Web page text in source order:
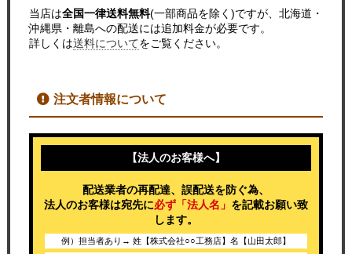
当店は全国一律送料無料(一部商品を除く)ですが、北海道・
沖縄県・離島への配送には追加料金が必要です。
詳しくは送料についてをご覧ください。
注文者情報について
【法人のお客様へ】
配送業者の再配達、誤配送を防ぐ為、
法人のお客様は宛先に必ず「法人名」 を記載お願い致
します。
例）担当者あり→ 姓【株式会社○○工務店】名【山田太郎】